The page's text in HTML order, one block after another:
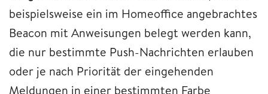
beispielsweise ein im Homeoffice angebrachtes
Beacon mit Anweisungen belegt werden kann,
die nur bestimmte Push-Nachrichten erlauben
oder je nach Priorität der eingehenden
Meldungen in einer bestimmten Farbe